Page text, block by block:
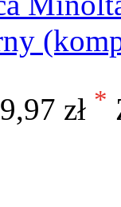
zł *